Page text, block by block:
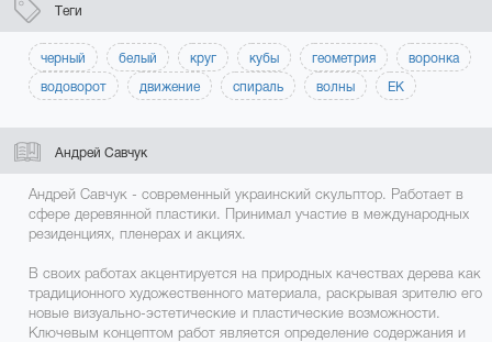
Теги
черный белый круг кубы геометрия
воронка
водоворот
движение спираль волны ЕК
Андрей Савчук
Андрей Савчук - современный украинский скульптор. Работает в
сфере деревянной пластики. Принимал участие в международных
резиденциях, пленерах и акциях.
В своих работах акцентируется на природных качествах дерева как
традиционного художественного материала, раскрывая зрителю его
новые визуально-эстетические и пластические возможности.
Ключевым концептом работ является определение содержания и